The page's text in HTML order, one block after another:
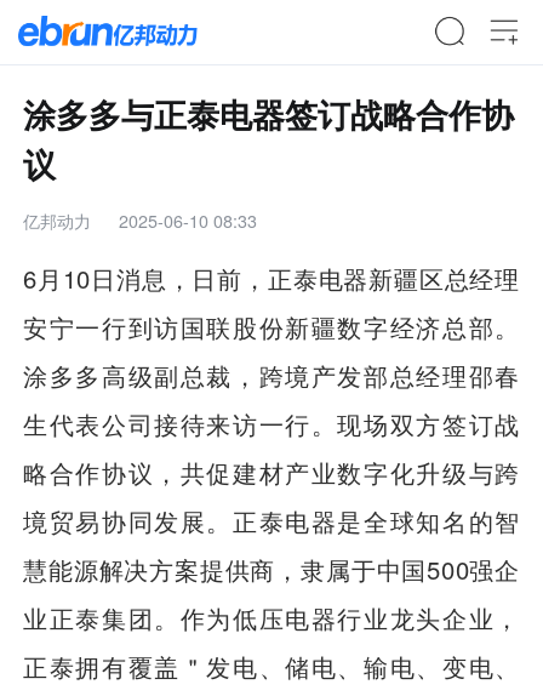
涂多多与正泰电器签订战略合作协
议
亿邦动力 2025-06-10 08:33
6月10日消息，日前，正泰电器新疆区总经理
安宁一行到访国联股份新疆数字经济总部。
涂多多高级副总裁，跨境产发部总经理邵春
生代表公司接待来访一行。现场双方签订战
略合作协议，共促建材产业数字化升级与跨
境贸易协同发展。正泰电器是全球知名的智
慧能源解决方案提供商，隶属于中国500强企
业正泰集团。作为低压电器行业龙头企业，
正泰拥有覆盖＂发电、储电、输电、变电、